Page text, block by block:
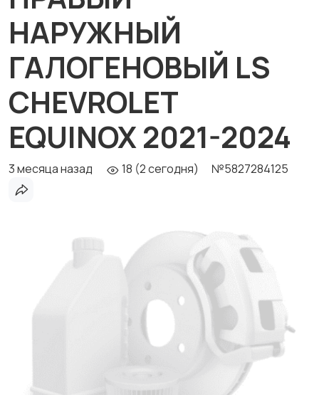
НАРУЖНЫЙ
ГАЛОГЕНОВЫЙ LS
CHEVROLET
EQUINOX 2021-2024
3 месяца назад 18 (2 сегодня) №5827284125